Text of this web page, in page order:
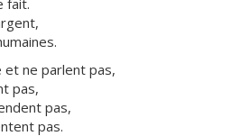
fait.
et ne parlent pas,
pas,
pas,
pas.